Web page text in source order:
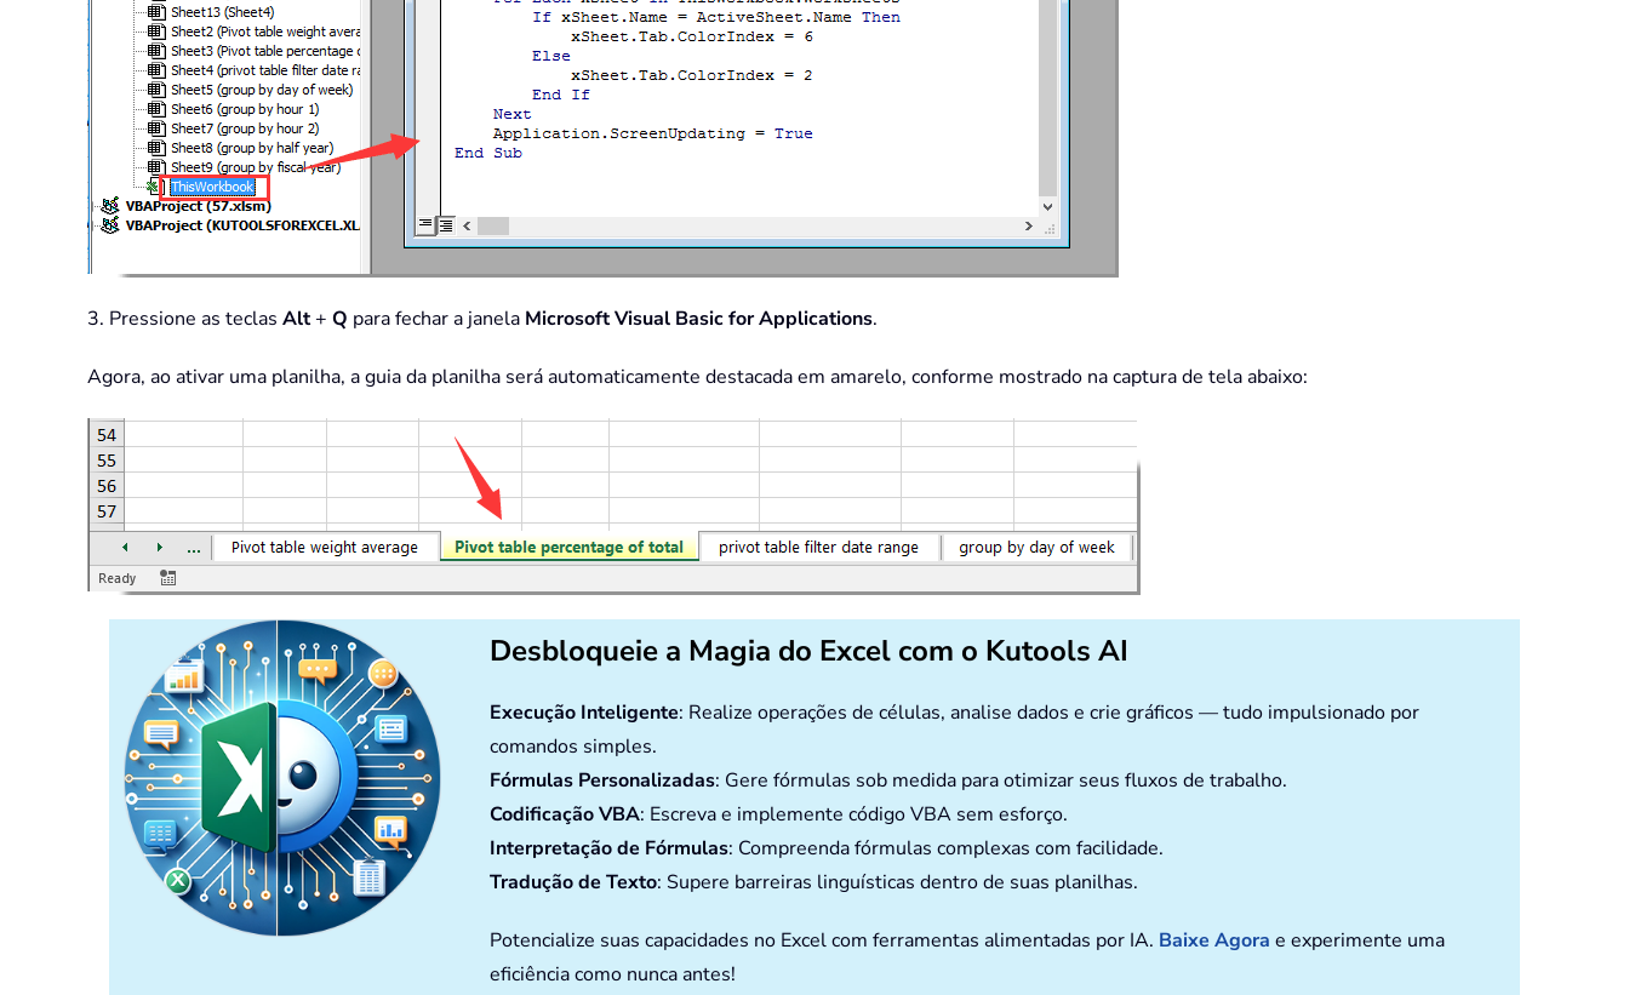
3. Pressione as teclas Alt+ Q para fechar a janela Microsoft Visual Basic for Applications.
Agora, ao ativar uma planilha, a guia da planilha será automaticamente destacada em amarelo, conforme mostrado na captura de tela abaixo:
Desbloqueie a Magia do Excel com o Kutools AI
Execução Inteligente: Realize operações de células, analise dados e crie gráficos — tudo impulsionado por
comandos simples.
Fórmulas Personalizadas: Gere fórmulas sob medida para otimizar seus fluxos de trabalho.
Codificação VBA: Escreva e implemente código VBA sem esforço.
Interpretação de Fórmulas: Compreenda fórmulas complexas com facilidade.
Tradução de Texto: Supere barreiras linguísticas dentro de suas planilhas.
Potencialize suas capacidades no Excel com ferramentas alimentadas por IA. Baixe Agora e experimente uma
eficiência como nunca antes!